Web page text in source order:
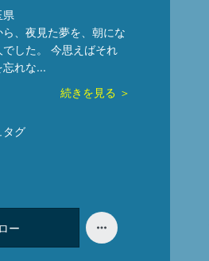
県
、夜見た夢を、朝にな
した。 今思えばそれ
忘れな...
続きを見る ＞
タグ
ー